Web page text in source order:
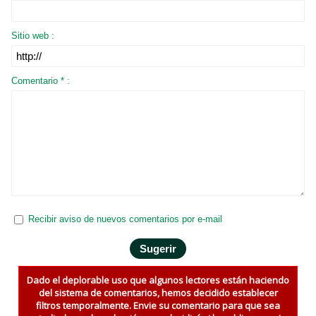
Sitio web :
Comentario * :
Recibir aviso de nuevos comentarios por e-mail
Dado el deplorable uso que algunos lectores están haciendo
del sistema de comentarios, hemos decidido establecer
filtros temporalmente. Envie su comentario para que sea